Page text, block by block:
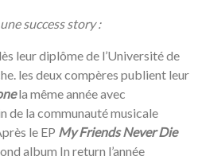
success story :
leur diplôme de l’Université de
les deux compères publient leur
la même année avec
de la communauté musicale
le EP My Friends Never Die
album In return l’année